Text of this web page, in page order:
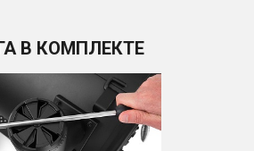
В КОМПЛЕКТЕ